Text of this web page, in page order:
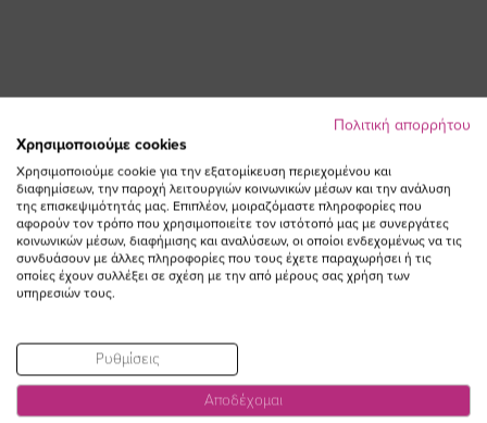
ΕΓΓΡΑΦΕΙΤΕ ΣΤΟ NEWSLETTER
Email
ΕΓΓΡΑΦΗ
Συμφωνώ με τουςΌρους Χρήσης
Πολιτική απορρήτου
Χρησιμοποιούμε cookies
Χρησιμοποιούμε cookie για την εξατομίκευση περιεχομένου και
διαφημίσεων, την παροχή λειτουργιών κοινωνικών μέσων και την ανάλυση
της επισκεψιμότητάς μας. Επιπλέον, μοιραζόμαστε πληροφορίες που
αφορούν τον τρόπο που χρησιμοποιείτε τον ιστότοπό μας με συνεργάτες
κοινωνικών μέσων, διαφήμισης και αναλύσεων, οι οποίοι ενδεχομένως να τις
συνδυάσουν με άλλες πληροφορίες που τους έχετε παραχωρήσει ή τις
οποίες έχουν συλλέξει σε σχέση με την από μέρους σας χρήση των
υπηρεσιών τους.
Ρυθμίσεις
Αποδέχομαι